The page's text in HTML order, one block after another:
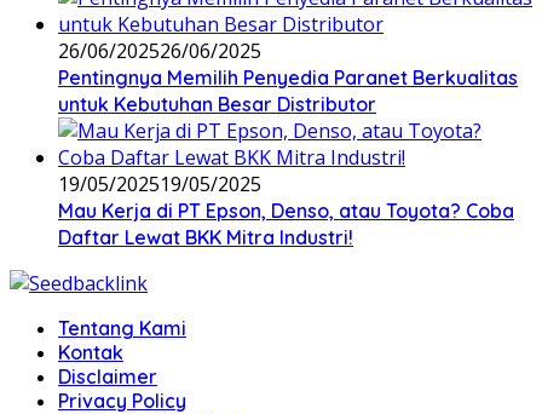
26/06/202526/06/2025
Pentingnya Memilih Penyedia Paranet Berkualitas
untuk Kebutuhan Besar Distributor
19/05/202519/05/2025
Mau Kerja di PT Epson, Denso, atau Toyota? Coba
Daftar Lewat BKK Mitra Industri!
Tentang Kami
Kontak
Disclaimer
Privacy Policy